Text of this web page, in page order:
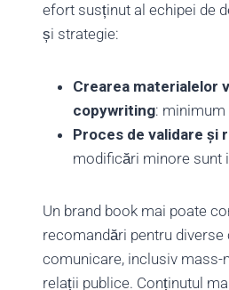
efort susținut al echipei de
și strategie:
Crearea materialelor
copywriting: minimum
Proces de validare și
modificări minore sunt
Un brand book mai poate
recomandări pentru diverse
comunicare, inclusiv mass-
relații publice. Conținutul